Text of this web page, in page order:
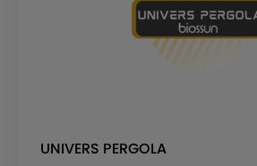
UNIVERS PERGOLA